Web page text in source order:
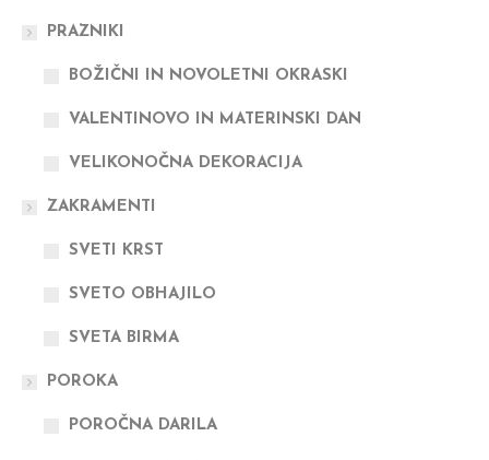
PRAZNIKI
BOŽIČNI IN NOVOLETNI OKRASKI
VALENTINOVO IN MATERINSKI DAN
VELIKONOČNA DEKORACIJA
ZAKRAMENTI
SVETI KRST
SVETO OBHAJILO
SVETA BIRMA
POROKA
POROČNA DARILA